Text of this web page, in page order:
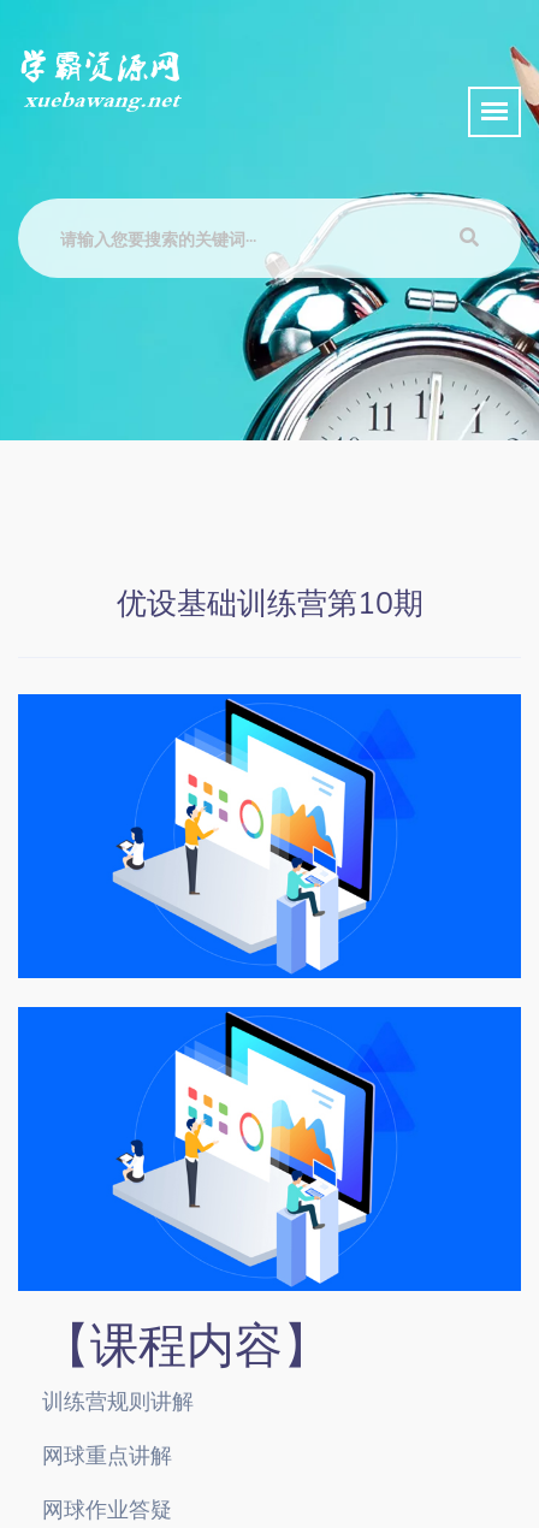
优设基础训练营第10期
【课程内容】
训练营规则讲解
网球重点讲解
网球作业答疑